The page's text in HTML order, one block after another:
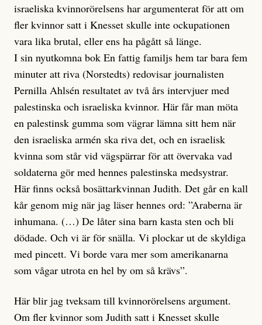
israeliska kvinnorörelsens har argumenterat för att om
fler kvinnor satt i Knesset skulle inte ockupationen
vara lika brutal, eller ens ha pågått så länge.
I sin nyutkomna bok En fattig familjs hem tar bara fem
minuter att riva (Norstedts) redovisar journalisten
Pernilla Ahlsén resultatet av två års intervjuer med
palestinska och israeliska kvinnor. Här får man möta
en palestinsk gumma som vägrar lämna sitt hem när
den israeliska armén ska riva det, och en israelisk
kvinna som står vid vägspärrar för att övervaka vad
soldaterna gör med hennes palestinska medsystrar.
Här finns också bosättarkvinnan Judith. Det går en kall
kår genom mig när jag läser hennes ord: ”Araberna är
inhumana. (…) De låter sina barn kasta sten och bli
dödade. Och vi är för snälla. Vi plockar ut de skyldiga
med pincett. Vi borde vara mer som amerikanarna
som vågar utrota en hel by om så krävs”.
Här blir jag tveksam till kvinnorörelsens argument.
Om fler kvinnor som Judith satt i Knesset skulle